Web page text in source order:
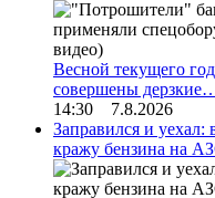
Весной текущего
совершены
14:30 7.8.2026
Заправился и уехал:
кражу бензина на